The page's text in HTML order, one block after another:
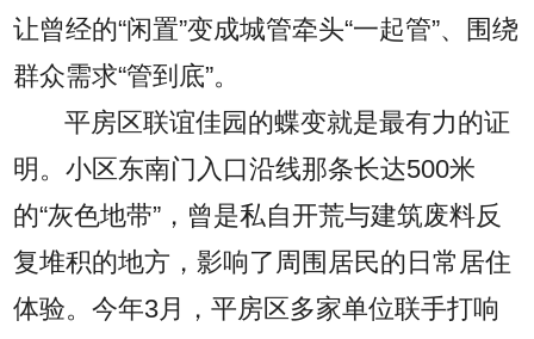
让曾经的“闲置”变成城管牵头“一起管”、围绕
群众需求“管到底”。
平房区联谊佳园的蝶变就是最有力的证
明。小区东南门入口沿线那条长达500米
的“灰色地带”，曾是私自开荒与建筑废料反
复堆积的地方，影响了周围居民的日常居住
体验。今年3月，平房区多家单位联手打响